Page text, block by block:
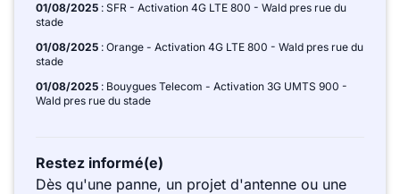
01/08/2025 : SFR - Activation 4G LTE 800 - Wald pres rue du
stade
01/08/2025 : Orange - Activation 4G LTE 800 - Wald pres rue du
stade
01/08/2025 : Bouygues Telecom - Activation 3G UMTS 900 -
Wald pres rue du stade
Restez informé(e)
Dès qu'une panne, un projet d'antenne ou une